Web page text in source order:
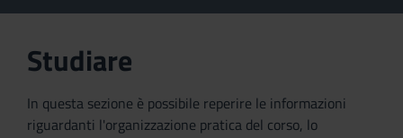
Studiare
In questa sezione è possibile reperire le informazioni
riguardanti l'organizzazione pratica del corso, lo